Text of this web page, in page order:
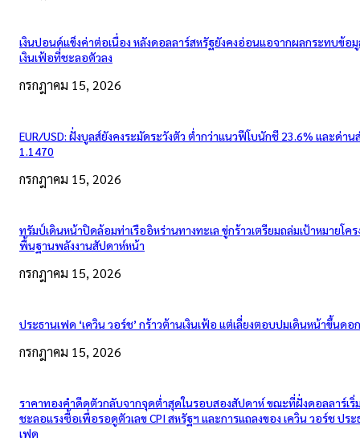
เงินปอนด์แข็งค่าต่อเนื่อง หลังดอลลาร์สหรัฐยังคงอ่อนแอจากผลกระทบข้อ
เงินเฟ้อที่ชะลอตัวลง
กรกฎาคม 15, 2026
EUR/USD: ฝั่งบูลส์ยังคงระมัดระวังตัว ต่ำกว่าแนวฟีโบนักชี 23.6% และด่า
1.1470
กรกฎาคม 15, 2026
ทรัมป์เดินหน้าปิดล้อมท่าเรืออิหร่านทางทะเล ขู่กร้าวเตรียมถล่มเป้าหมายโคร
พื้นฐานพลังงานสัปดาห์หน้า
กรกฎาคม 15, 2026
ประธานเฟด ‘เควิน วอร์ช’ กร้าวต้านเงินเฟ้อ แต่เลี่ยงตอบปมเดินหน้าขึ้นดอ
กรกฎาคม 15, 2026
ราคาทองคำดีดตัวกลับจากจุดต่ำสุดในรอบสองสัปดาห์ ขณะที่ฝั่งดอลลาร์เริ่
ชะลอแรงซื้อเพื่อรอดูตัวเลข CPI สหรัฐฯ และการแถลงของ เควิน วอร์ช ประ
เฟด